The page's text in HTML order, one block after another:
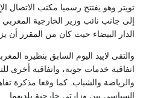
تويتر وهو يفتتح رسميا مكتب الاتصال
إلى جانب نائب وزير الخارجية
الدار البيضاء حيث كان من المقرر أن
والتقى لاپيد اليوم السابق بنظيره
اتفاقية خدمات جوية، واتفاقية أخرى
والرياضة والشباب. كما وقعا مذكرة
السياسي بين وزارتي خارجية بلديهما.